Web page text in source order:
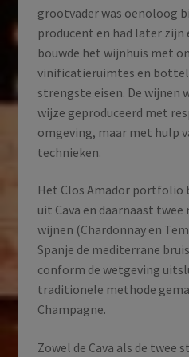
grootvader was oenoloog
producent en had later zijn
bouwde het wijnhuis met
vinificatieruimtes en
strengste eisen. De wijnen
wijze geproduceerd met
omgeving, maar met hulp
technieken.
Het Clos Amador
uit Cava en daarnaast
wijnen (Chardonnay en
Spanje de mediterrane
conform de wetgeving
traditionele methode
Champagne.
Zowel de Cava als de twee